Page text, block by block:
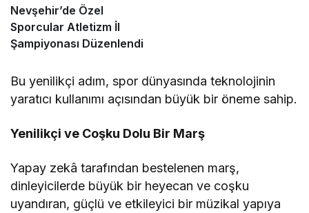
Nevşehir’de Özel
Sporcular Atletizm İl
Şampiyonası Düzenlendi
Bu yenilikçi adım, spor dünyasında teknolojinin
yaratıcı kullanımı açısından büyük bir öneme sahip.
Yenilikçi ve Coşku Dolu Bir Marş
Yapay zekâ tarafından bestelenen marş,
dinleyicilerde büyük bir heyecan ve coşku
uyandıran, güçlü ve etkileyici bir müzikal yapıya